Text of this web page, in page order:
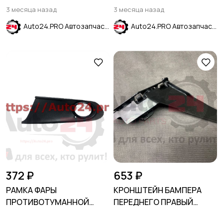
XL (CV) 2006-
3 месяца назад
Auto24.PRO Автозапчасти
3 месяца назад
Auto24.PRO Автозапчасти
372 ₽
РАМКА ФАРЫ
ПРОТИВОТУМАННОЙ
653 ₽
КРОНШТЕЙН БАМПЕРА
ПЕРЕДНЕГО ПРАВЫЙ